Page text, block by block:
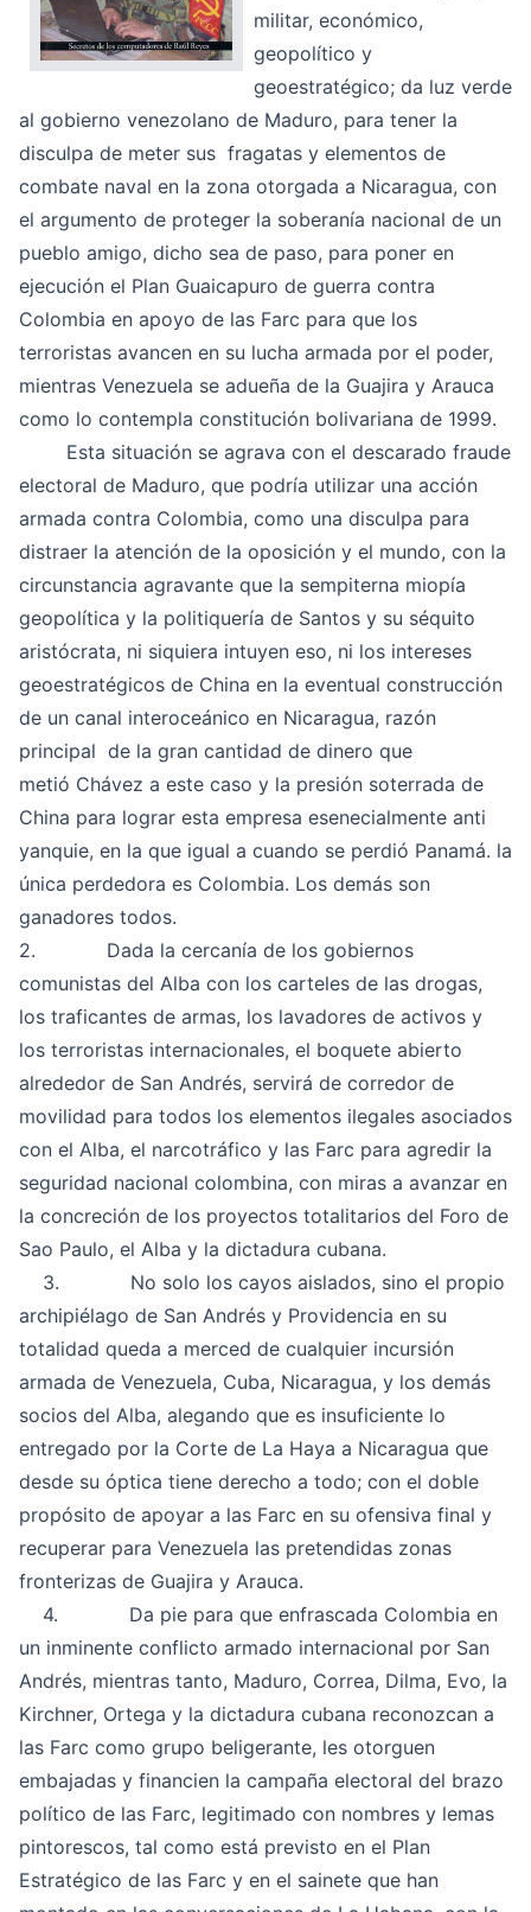
militar, económico,
geopolítico y
geoestratégico; da luz verde
al gobierno venezolano de Maduro, para tener la
disculpa de meter sus fragatas y elementos de
combate naval en la zona otorgada a Nicaragua, con
el argumento de proteger la soberanía nacional de un
pueblo amigo, dicho sea de paso, para poner en
ejecución el Plan Guaicapuro de guerra contra
Colombia en apoyo de las Farc para que los
terroristas avancen en su lucha armada por el poder,
mientras Venezuela se adueña de la Guajira y Arauca
como lo contempla constitución bolivariana de 1999.
Esta situación se agrava con el descarado fraude
electoral de Maduro, que podría utilizar una acción
armada contra Colombia, como una disculpa para
distraer la atención de la oposición y el mundo, con la
circunstancia agravante que la sempiterna miopía
geopolítica y la politiquería de Santos y su séquito
aristócrata, ni siquiera intuyen eso, ni los intereses
geoestratégicos de China en la eventual construcción
de un canal interoceánico en Nicaragua, razón
principal de la gran cantidad de dinero que
metió Chávez a este caso y la presión soterrada de
China para lograr esta empresa esenecialmente anti
yanquie, en la que igual a cuando se perdió Panamá. la
única perdedora es Colombia. Los demás son
ganadores todos.
2. Dada la cercanía de los gobiernos
comunistas del Alba con los carteles de las drogas,
los traficantes de armas, los lavadores de activos y
los terroristas internacionales, el boquete abierto
alrededor de San Andrés, servirá de corredor de
movilidad para todos los elementos ilegales asociados
con el Alba, el narcotráfico y las Farc para agredir la
seguridad nacional colombina, con miras a avanzar en
la concreción de los proyectos totalitarios del Foro de
Sao Paulo, el Alba y la dictadura cubana.
3. No solo los cayos aislados, sino el propio
archipiélago de San Andrés y Providencia en su
totalidad queda a merced de cualquier incursión
armada de Venezuela, Cuba, Nicaragua, y los demás
socios del Alba, alegando que es insuficiente lo
entregado por la Corte de La Haya a Nicaragua que
desde su óptica tiene derecho a todo; con el doble
propósito de apoyar a las Farc en su ofensiva final y
recuperar para Venezuela las pretendidas zonas
fronterizas de Guajira y Arauca.
4. Da pie para que enfrascada Colombia en
un inminente conflicto armado internacional por San
Andrés, mientras tanto, Maduro, Correa, Dilma, Evo, la
Kirchner, Ortega y la dictadura cubana reconozcan a
las Farc como grupo beligerante, les otorguen
embajadas y financien la campaña electoral del brazo
político de las Farc, legitimado con nombres y lemas
pintorescos, tal como está previsto en el Plan
Estratégico de las Farc y en el sainete que han